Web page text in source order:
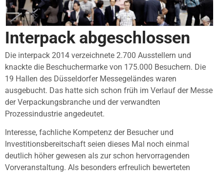
Interpack abgeschlossen
Die interpack 2014 verzeichnete 2.700 Ausstellern und
knackte die Beschuchermarke von 175.000 Besuchern. Die
19 Hallen des Düsseldorfer Messegeländes waren
ausgebucht. Das hatte sich schon früh im Verlauf der Messe
der Verpackungsbranche und der verwandten
Prozessindustrie angedeutet.
Interesse, fachliche Kompetenz der Besucher und
Investitionsbereitschaft seien dieses Mal noch einmal
deutlich höher gewesen als zur schon hervorragenden
Vorveranstaltung. Als besonders erfreulich bewerteten